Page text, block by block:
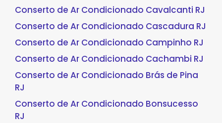
Conserto de Ar Condicionado Cavalcanti RJ
Conserto de Ar Condicionado Cascadura RJ
Conserto de Ar Condicionado Campinho RJ
Conserto de Ar Condicionado Cachambi RJ
Conserto de Ar Condicionado Brás de Pina
RJ
Conserto de Ar Condicionado Bonsucesso
RJ